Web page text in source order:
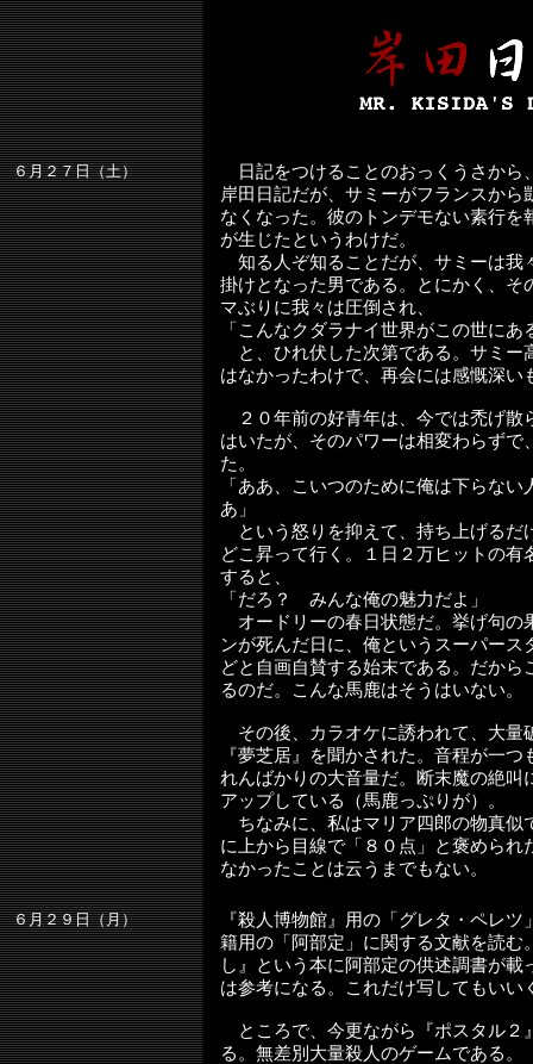
６月２７日（土）
日記をつけることのおっくうさから
岸田日記だが、サミーがフランスから
なくなった。彼のトンデモない素行を
が生じたというわけだ。
知る人ぞ知ることだが、サミーは我
掛けとなった男である。とにかく、そ
マぶりに我々は圧倒され、
「こんなクダラナイ世界がこの世にあ
と、ひれ伏した次第である。サミー
はなかったわけで、再会には感慨深い
２０年前の好青年は、今では禿げ散
はいたが、そのパワーは相変わらずで
た。
「ああ、こいつのために俺は下らな
あ」
という怒りを抑えて、持ち上げるだ
どこ昇って行く。１日２万ヒットの有
すると、
「だろ？ みんな俺の魅力だよ」
オードリーの春日状態だ。挙げ句の
ンが死んだ日に、俺というスーパース
どと自画自賛する始末である。だから
るのだ。こんな馬鹿はそうはいない。
その後、カラオケに誘われて、大量
『夢芝居』を聞かされた。音程が一
れんばかりの大音量だ。断末魔の絶叫
アップしている（馬鹿っぷりが）。
ちなみに、私はマリア四郎の物真似
に上から目線で「８０点」と褒められ
なかったことは云うまでもない。
６月２９日（月）
『殺人博物館』用の「グレタ・ペレ
籍用の「阿部定」に関する文献を読む
し』という本に阿部定の供述調書が
は参考になる。これだけ写してもいい
ところで、今更ながら『ポスタル２
る。無差別大量殺人のゲームである。